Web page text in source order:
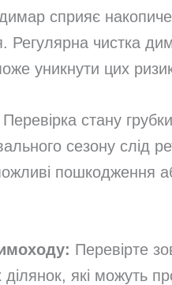
сприяє
Регулярна чистка
уникнути цих
стану
сезону слід
пошкодження
Перевірте
які можуть